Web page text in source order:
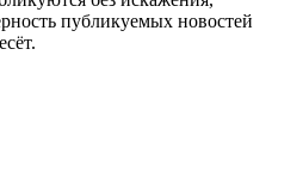
публикуемых новостей